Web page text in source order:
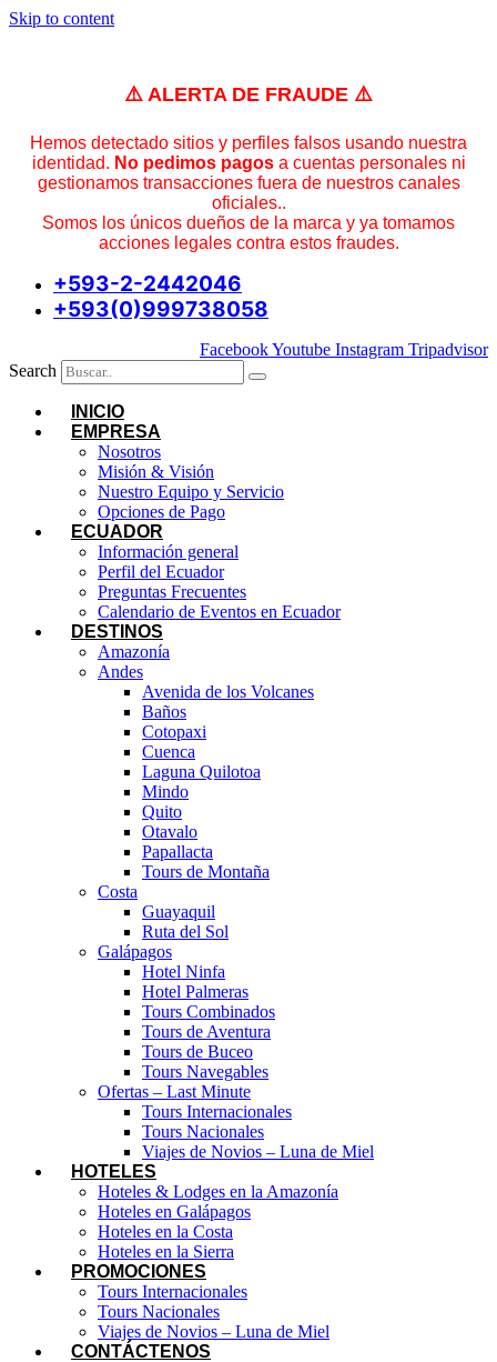
Skip to content
⚠️ ALERTA DE FRAUDE ⚠️
Hemos detectado sitios y perfiles falsos usando nuestra
identidad. No pedimos pagosa cuentas personales ni
gestionamos transacciones fuera de nuestros canales
oficiales..
Somos los únicos dueños de la marca y ya tomamos
acciones legales contra estos fraudes.
+593-2-2442046
+593(0)999738058
FacebookYoutube Instagram Tripadvisor
Search
INICIO
EMPRESA
Nosotros
Misión & Visión
Nuestro Equipo y Servicio
Opciones de Pago
ECUADOR
Información general
Perfil del Ecuador
Preguntas Frecuentes
Calendario de Eventos en Ecuador
DESTINOS
Amazonía
Andes
Avenida de los Volcanes
Baños
Cotopaxi
Cuenca
Laguna Quilotoa
Mindo
Quito
Otavalo
Papallacta
Tours de Montaña
Costa
Guayaquil
Ruta del Sol
Galápagos
Hotel Ninfa
Hotel Palmeras
Tours Combinados
Tours de Aventura
Tours de Buceo
Tours Navegables
Ofertas – Last Minute
Tours Internacionales
Tours Nacionales
Viajes de Novios – Luna de Miel
HOTELES
Hoteles & Lodges en la Amazonía
Hoteles en Galápagos
Hoteles en la Costa
Hoteles en la Sierra
PROMOCIONES
Tours Internacionales
Tours Nacionales
Viajes de Novios – Luna de Miel
CONTÁCTENOS